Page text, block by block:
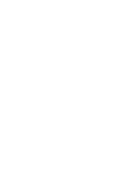
残忍杀害后抛尸乱葬岗。濒死之际